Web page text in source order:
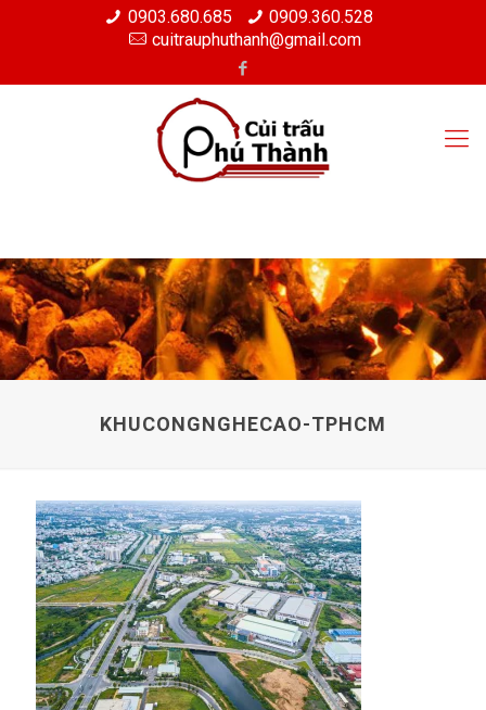
0903.680.685
0909.360.528
cuitrauphuthanh@gmail.com
KHUCONGNGHECAO-TPHCM